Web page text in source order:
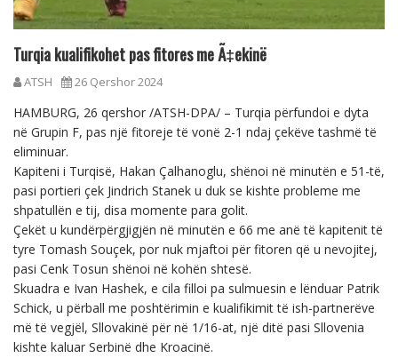
Turqia kualifikohet pas fitores me Ã‡ekinë
ATSH 26 Qershor 2024
HAMBURG, 26 qershor /ATSH-DPA/ – Turqia përfundoi e dyta
në Grupin F, pas një fitoreje të vonë 2-1 ndaj çekëve tashmë të
eliminuar.
Kapiteni i Turqisë, Hakan Çalhanoglu, shënoi në minutën e 51-të,
pasi portieri çek Jindrich Stanek u duk se kishte probleme me
shpatullën e tij, disa momente para golit.
Çekët u kundërpërgjigjën në minutën e 66 me anë të kapitenit të
tyre Tomash Souçek, por nuk mjaftoi për fitoren që u nevojitej,
pasi Cenk Tosun shënoi në kohën shtesë.
Skuadra e Ivan Hashek, e cila filloi pa sulmuesin e lënduar Patrik
Schick, u përball me poshtërimin e kualifikimit të ish-partnerëve
më të vegjël, Sllovakinë për në 1/16-at, një ditë pasi Sllovenia
kishte kaluar Serbinë dhe Kroacinë.